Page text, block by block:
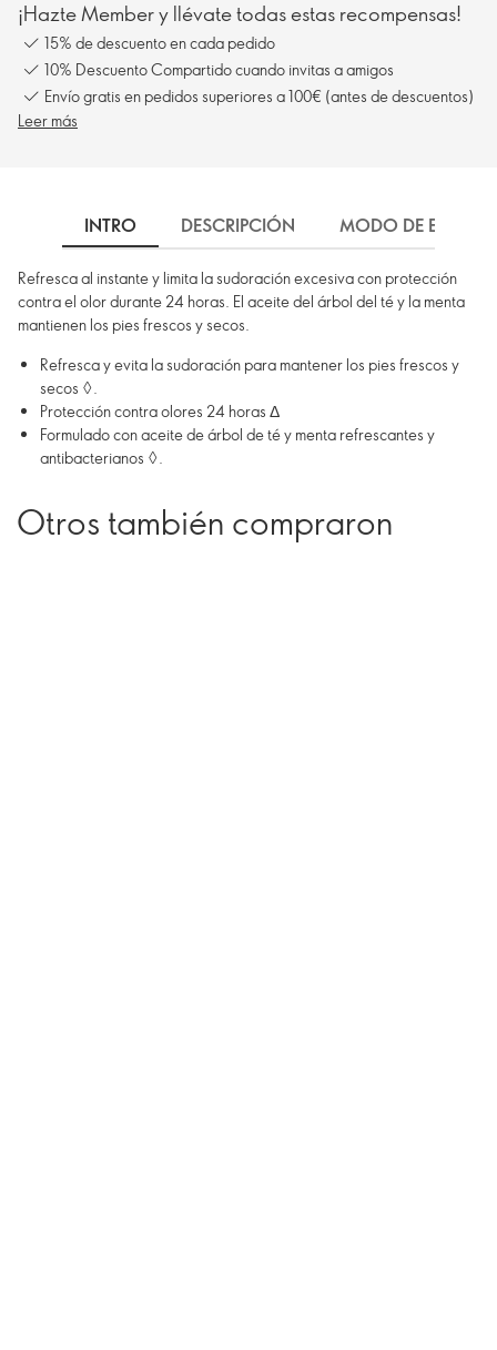
¡Hazte Member y llévate todas estas recompensas!
15% de descuento en cada pedido
10% Descuento Compartido cuando invitas a amigos
Envío gratis en pedidos superiores a 100€ (antes de descuentos)
Leer más
INTRO DESCRIPCIÓN MODO DE EMPLEO
Refresca al instante y limita la sudoración excesiva con protección
contra el olor durante 24 horas. El aceite del árbol del té y la menta
mantienen los pies frescos y secos.
Refresca y evita la sudoración para mantener los pies frescos y
secos ◊.
Protección contra olores 24 horas Δ
Formulado con aceite de árbol de té y menta refrescantes y
antibacterianos ◊.
Otros también compraron